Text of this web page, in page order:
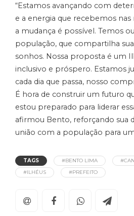
“Estamos avançando com
e a energia que recebemos nas
a mudança é possível. Temos
população, que compartilha
sonhos. Nossa proposta é um
inclusivo e próspero. Estamos
cada dia que passa, nosso
É hora de construir um futuro
estou preparado para liderar
afirmou Bento, reforçando sua
união com a população para
TAGS #BENTO LIMA
#ILHÉUS
#PREFEITO